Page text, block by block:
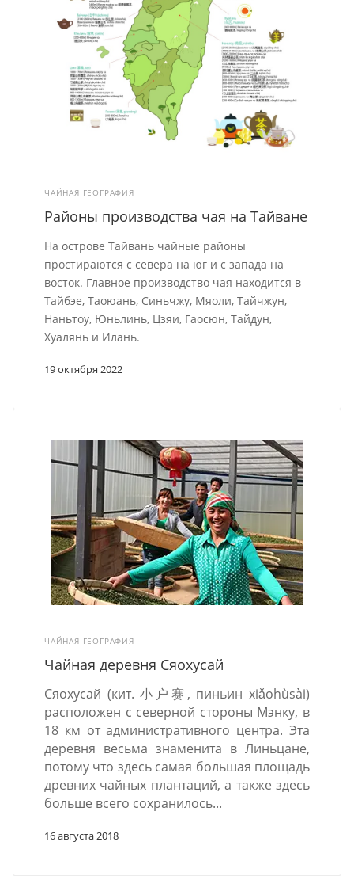
ЧАЙНАЯ ГЕОГРАФИЯ
19 октября 2022
Районы производства чая на Тайване
На острове Тайвань чайные районы
простираются с севера на юг и с запада на
восток. Главное производство чая находится в
Тайбэе, Таоюань, Синьчжу, Мяоли, Тайчжун,
Наньтоу, Юньлинь, Цзяи, Гаосюн, Тайдун,
Хуалянь и Илань.
ЧАЙНАЯ ГЕОГРАФИЯ
16 августа 2018
Чайная деревня Сяохусай
Сяохусай (кит. 小户赛, пиньин xiǎohùsài)
расположен с северной стороны Мэнку, в
18 км от административного центра. Эта
деревня весьма знаменита в Линьцане,
потому что здесь самая большая площадь
древних чайных плантаций, а также здесь
больше всего сохранилось...